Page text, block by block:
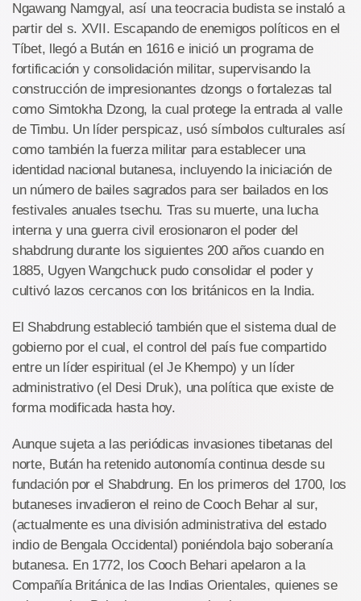
Ngawang Namgyal, así una teocracia budista se instaló a
partir del s. XVII. Escapando de enemigos políticos en el
Tíbet, llegó a Bután en 1616 e inició un programa de
fortificación y consolidación militar, supervisando la
construcción de impresionantes dzongs o fortalezas tal
como Simtokha Dzong, la cual protege la entrada al valle
de Timbu. Un líder perspicaz, usó símbolos culturales así
como también la fuerza militar para establecer una
identidad nacional butanesa, incluyendo la iniciación de
un número de bailes sagrados para ser bailados en los
festivales anuales tsechu. Tras su muerte, una lucha
interna y una guerra civil erosionaron el poder del
shabdrung durante los siguientes 200 años cuando en
1885, Ugyen Wangchuck pudo consolidar el poder y
cultivó lazos cercanos con los británicos en la India.
El Shabdrung estableció también que el sistema dual de
gobierno por el cual, el control del país fue compartido
entre un líder espiritual (el Je Khempo) y un líder
administrativo (el Desi Druk), una política que existe de
forma modificada hasta hoy.
Aunque sujeta a las periódicas invasiones tibetanas del
norte, Bután ha retenido autonomía continua desde su
fundación por el Shabdrung. En los primeros del 1700, los
butaneses invadieron el reino de Cooch Behar al sur,
(actualmente es una división administrativa del estado
indio de Bengala Occidental) poniéndola bajo soberanía
butanesa. En 1772, los Cooch Behari apelaron a la
Compañía Británica de las Indias Orientales, quienes se